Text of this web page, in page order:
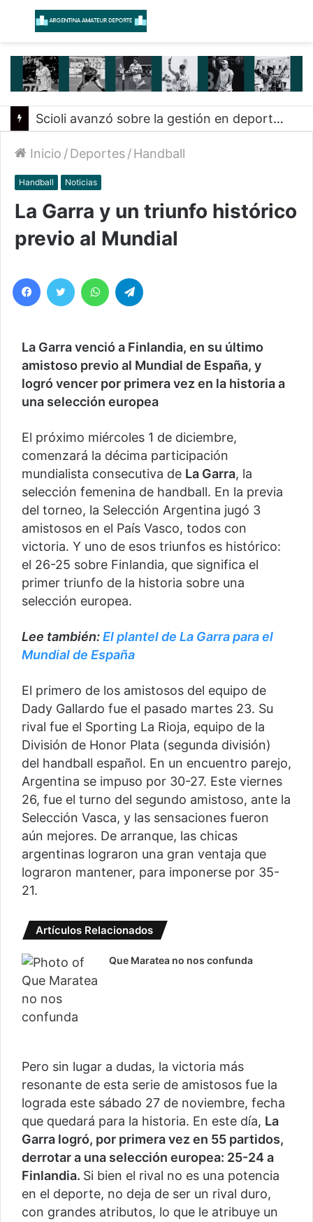
Menú
Scioli avanzó sobre la gestión en deportes con las federaciones nacionales
Inicio /Deportes/Handball
Handball Noticias
La Garra y un triunfo histórico
previo al Mundial
Facebook
Twitter WhatsApp
La Garra venció a Finlandia, en su último
amistoso previo al Mundial de España, y
logró vencer por primera vez en la historia a
una selección europea
El próximo miércoles 1 de diciembre,
comenzará la décima participación
mundialista consecutiva de La Garra, la
selección femenina de handball. En la previa
del torneo, la Selección Argentina jugó 3
amistosos en el País Vasco, todos con
victoria. Y uno de esos triunfos es histórico:
el 26-25 sobre Finlandia, que significa el
primer triunfo de la historia sobre una
selección europea.
Lee también:El plantel de La Garra para el
Mundial de España
El primero de los amistosos del equipo de
Dady Gallardo fue el pasado martes 23. Su
rival fue el Sporting La Rioja, equipo de la
División de Honor Plata (segunda división)
del handball español. En un encuentro parejo,
Argentina se impuso por 30-27. Este viernes
26, fue el turno del segundo amistoso, ante la
Selección Vasca, y las sensaciones fueron
aún mejores. De arranque, las chicas
argentinas lograron una gran ventaja que
lograron mantener, para imponerse por 35-
21.
Artículos Relacionados
Que Maratea no nos confunda
Pero sin lugar a dudas, la victoria más
resonante de esta serie de amistosos fue la
lograda este sábado 27 de noviembre, fecha
que quedará para la historia. En este día, La
Garra logró, por primera vez en 55 partidos,
derrotar a una selección europea: 25-24 a
Finlandia. Si bien el rival no es una potencia
en el deporte, no deja de ser un rival duro,
con grandes atributos, lo que le atribuye un